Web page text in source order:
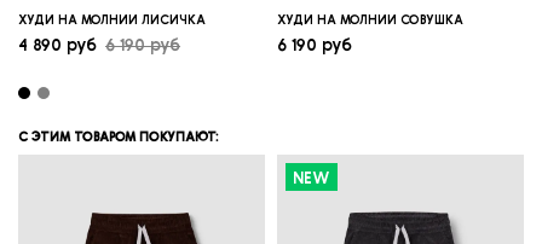
ХУДИ НА МОЛНИИ ЛИСИЧКА
6 190 руб
4 890 руб
ХУДИ НА МОЛНИИ СОВУШКА
6 190 руб
С ЭТИМ ТОВАРОМ ПОКУПАЮТ:
NEW